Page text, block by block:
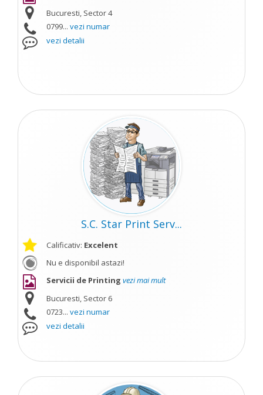
Bucuresti, Sector 4
0799... vezi numar
vezi detalii
S.C. Star Print Serv...
Calificativ: Excelent
Nu e disponibil astazi!
Servicii de Printing vezi mai mult
Bucuresti, Sector 6
0723... vezi numar
vezi detalii